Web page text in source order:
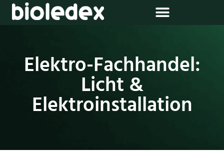
Elektro-Fachhandel:
Licht &
Elektroinstallation